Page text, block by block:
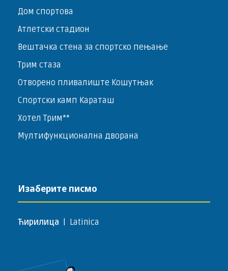
Дом спортова
Атлетски стадион
Вештачка стена за спортско пењање
Трим стаза
Отворено пливалиште Кошутњак
Спортски камп Караташ
Хотел Трим**
Мултифункционална дворана
Изаберите писмо
Ћирилица Latinica